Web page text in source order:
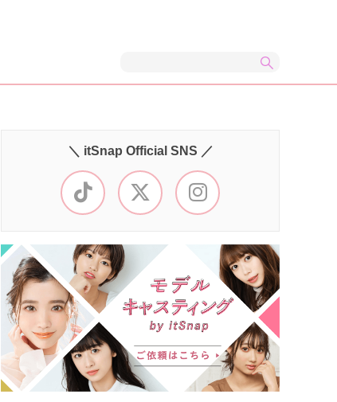
＼ itSnap Official SNS ／